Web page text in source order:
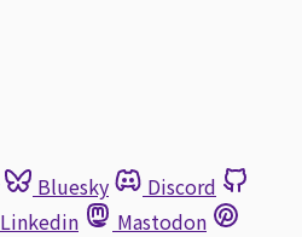
Bluesky
Discord
Linkedin
Mastodon